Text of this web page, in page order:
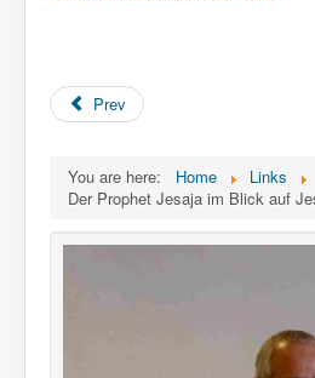
Prev
You are here: Home Links
Der Prophet Jesaja im Blick auf